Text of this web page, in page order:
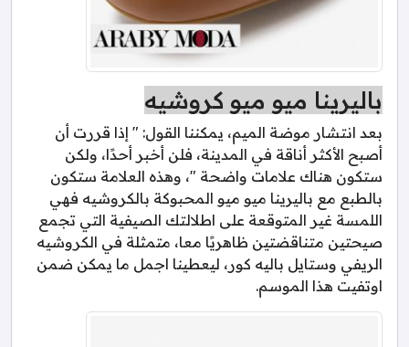
باليرينا ميو ميو كروشيه
بعد انتشار موضة الميم، يمكننا القول: " إذا قررت أن
أصبح الأكثر أناقة في المدينة، فلن أخبر أحدًا، ولكن
ستكون هناك علامات واضحة "، وهذه العلامة ستكون
بالطبع مع باليرينا ميو ميو المحبوكة بالكروشيه فهي
اللمسة غير المتوقعة على اطلالتك الصيفية التي تجمع
صيحتين متناقضتين ظاهريًا معا، متمثلة في الكروشيه
الريفي وستايل باليه كور، ليعطينا اجمل ما يمكن ضمن
اوتفيت هذا الموسم.